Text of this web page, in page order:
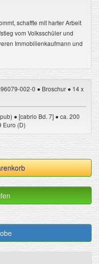
schaffte mit harter Arbeit
vom Volksschüler und
Immobilienkaufmann und
002-0 ● Broschur ● 14 x
● [cabrio Bd. 7] ● ca. 200
Euro (D)